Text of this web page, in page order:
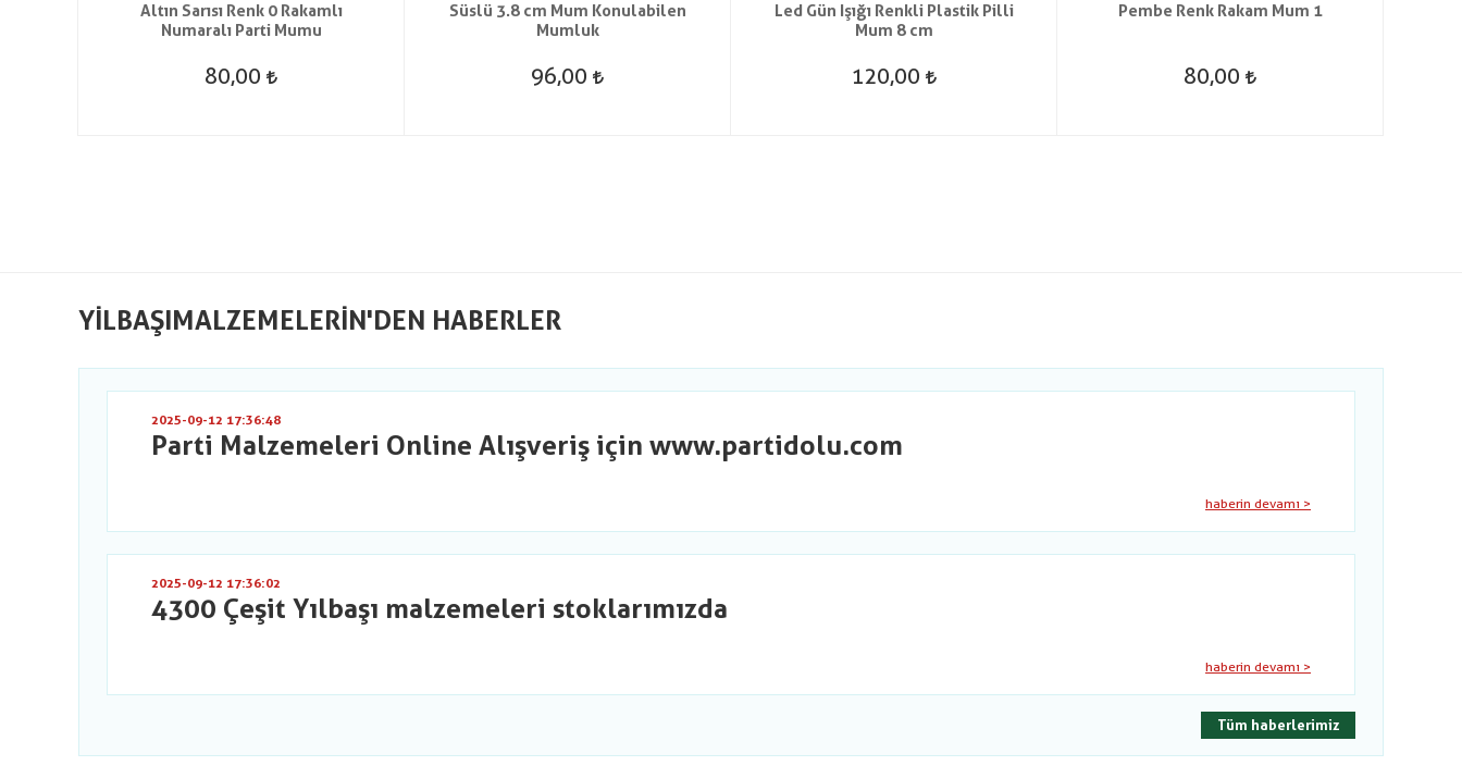
Altın Sarısı Renk 0 Rakamlı
Numaralı Parti Mumu
80,00
Süslü 3.8 cm Mum Konulabilen
Mumluk
96,00
Led Gün Işığı Renkli Plastik Pilli
Mum 8 cm
120,00
Pembe Renk Rakam Mum 1
80,00
YILBAŞIMALZEMELERIN'DEN HABERLER
2025-09-12 17:36:48
Parti Malzemeleri Online Alışveriş için www.partidolu.com
haberin devamı >
2025-09-12 17:36:02
4300 Çeşit Yılbaşı malzemeleri stoklarımızda
haberin devamı >
Tüm haberlerimiz